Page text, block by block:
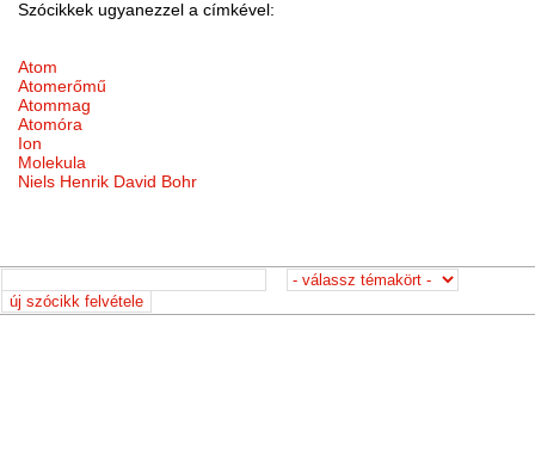
Szócikkek ugyanezzel a címkével:
Atom
Atomerőmű
Atommag
Atomóra
Ion
Molekula
Niels Henrik David Bohr